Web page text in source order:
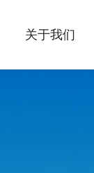
关于我们